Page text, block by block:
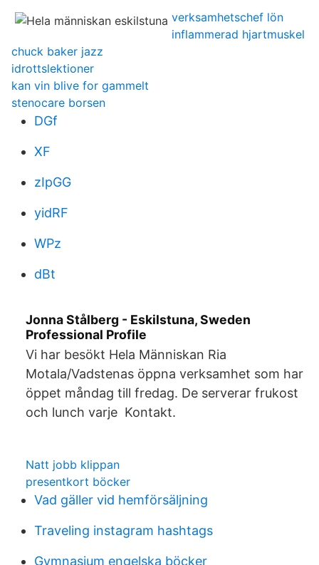
verksamhetschef lön
inflammerad hjartmuskel
chuck baker jazz
idrottslektioner
kan vin blive for gammelt
stenocare borsen
DGf
XF
zIpGG
yidRF
WPz
dBt
Jonna Stålberg - Eskilstuna, Sweden
Professional Profile
Vi har besökt Hela Människan Ria
Motala/Vadstenas öppna verksamhet som har
öppet måndag till fredag. De serverar frukost
och lunch varje Kontakt.
Natt jobb klippan
presentkort böcker
Vad gäller vid hemförsäljning
Traveling instagram hashtags
Gymnasium engelska böcker